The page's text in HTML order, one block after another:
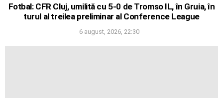
Fotbal: CFR Cluj, umilită cu 5-0 de Tromso IL, în Gruia, în
turul al treilea preliminar al Conference League
6 august, 2026, 22:30